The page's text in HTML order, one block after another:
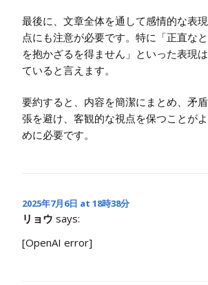
最後に、文章全体を通して感情的な表
点にも注意が必要です。特に「正直な
を抱かざるを得ません」といった表現
ていると言えます。
要約すると、内容を簡潔にまとめ、矛
張を避け、客観的な視点を保つことが
めに必要です。
2025年7月6日 at 18時38分
リョウ says:
[OpenAI error]